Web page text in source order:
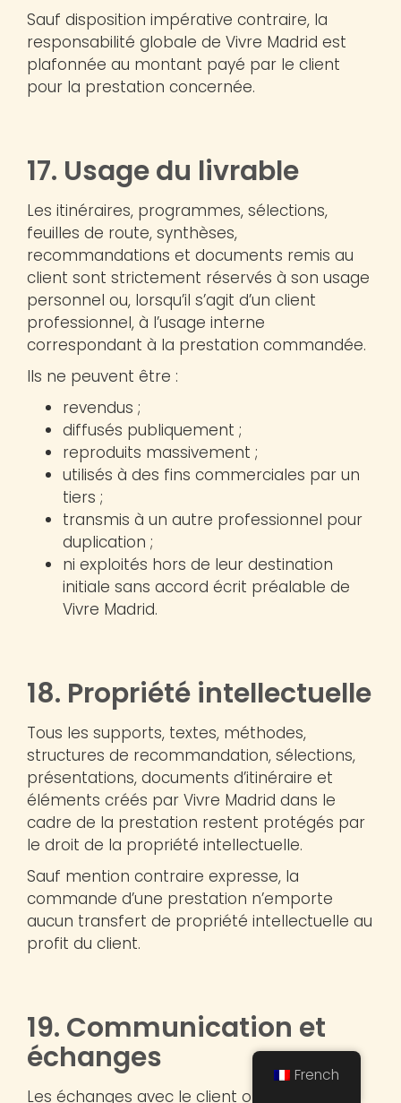
Sauf disposition impérative contraire, la
responsabilité globale de Vivre Madrid est
plafonnée au montant payé par le client
pour la prestation concernée.
17. Usage du livrable
Les itinéraires, programmes, sélections,
feuilles de route, synthèses,
recommandations et documents remis au
client sont strictement réservés à son usage
personnel ou, lorsqu’il s’agit d’un client
professionnel, à l’usage interne
correspondant à la prestation commandée.
Ils ne peuvent être :
revendus ;
diffusés publiquement ;
reproduits massivement ;
utilisés à des fins commerciales par un
tiers ;
transmis à un autre professionnel pour
duplication ;
ni exploités hors de leur destination
initiale sans accord écrit préalable de
Vivre Madrid.
18. Propriété intellectuelle
Tous les supports, textes, méthodes,
structures de recommandation, sélections,
présentations, documents d’itinéraire et
éléments créés par Vivre Madrid dans le
cadre de la prestation restent protégés par
le droit de la propriété intellectuelle.
Sauf mention contraire expresse, la
commande d’une prestation n’emporte
aucun transfert de propriété intellectuelle au
profit du client.
19. Communication et
échanges
Les échanges avec le client ont lieu via les
French